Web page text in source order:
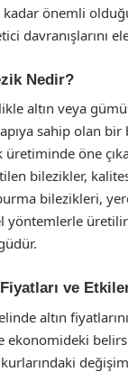
kadar önemli
davranışlarını
Nedir?
altın veya
sahip olan bir
öne
bilezikler,
bilezikleri,
yöntemlerle
Fiyatları ve
altın
ekonomideki